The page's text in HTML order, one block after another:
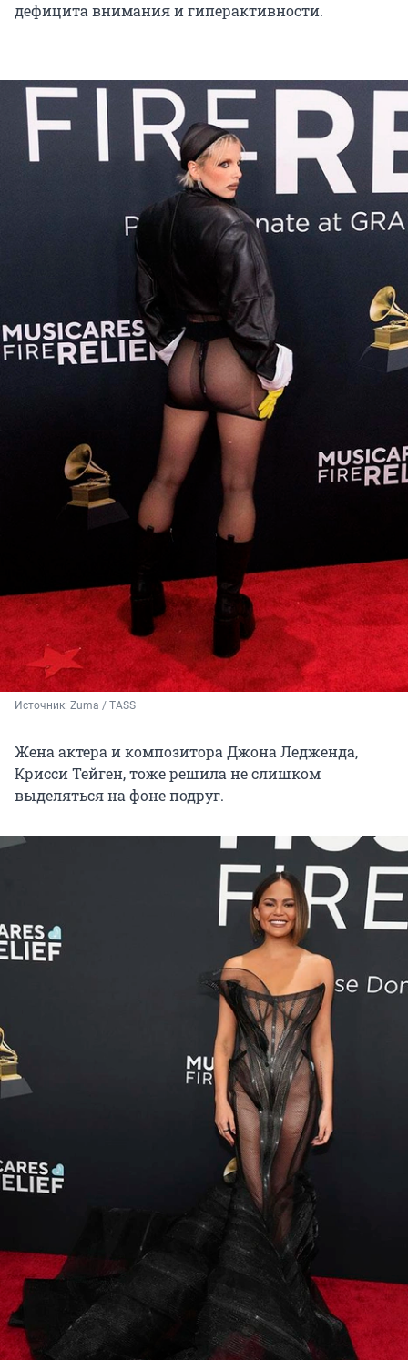
дефицита внимания и гиперактивности.
Источник: Zuma / TASS
Жена актера и композитора Джона Ледженда,
Крисси Тейген, тоже решила не слишком
выделяться на фоне подруг.